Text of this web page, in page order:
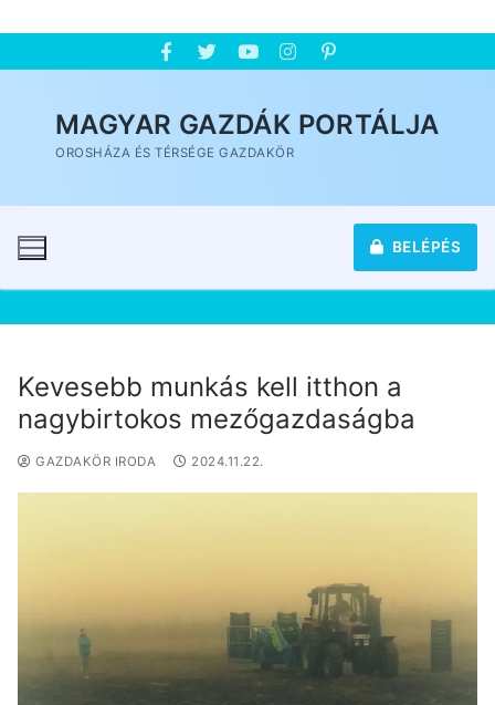
MAGYAR GAZDÁK PORTÁLJA
OROSHÁZA ÉS TÉRSÉGE GAZDAKÖR
BELÉPÉS
Kevesebb munkás kell itthon a
nagybirtokos mezőgazdaságba
GAZDAKÖR IRODA 2024.11.22.